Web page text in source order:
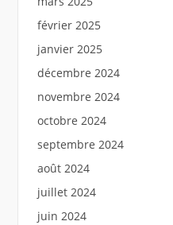
février 2025
janvier 2025
décembre 2024
novembre 2024
octobre 2024
septembre 2024
août 2024
juillet 2024
juin 2024